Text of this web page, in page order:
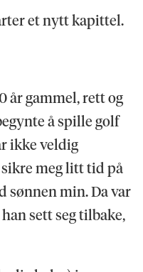
et nytt kapittel.
år gammel, rett og
å spille golf
ikke veldig
meg litt tid på
sønnen min. Da var
sett seg tilbake,